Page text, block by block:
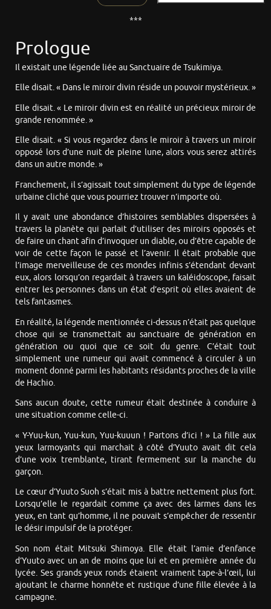
***
Prologue
Il existait une légende liée au Sanctuaire de Tsukimiya.
Elle disait. « Dans le miroir divin réside un pouvoir mystérieux. »
Elle disait. « Le miroir divin est en réalité un précieux miroir de
grande renommée. »
Elle disait. « Si vous regardez dans le miroir à travers un miroir
opposé lors d’une nuit de pleine lune, alors vous serez attirés
dans un autre monde. »
Franchement, il s’agissait tout simplement du type de légende
urbaine cliché que vous pourriez trouver n’importe où.
Il y avait une abondance d’histoires semblables dispersées à
travers la planète qui parlait d’utiliser des miroirs opposés et
de faire un chant afin d’invoquer un diable, ou d’être capable de
voir de cette façon le passé et l’avenir. Il était probable que
l’image merveilleuse de ces mondes infinis s’étendant devant
eux, alors lorsqu’on regardait à travers un kaléidoscope, faisait
entrer les personnes dans un état d’esprit où elles avaient de
tels fantasmes.
En réalité, la légende mentionnée ci-dessus n’était pas quelque
chose qui se transmettait au sanctuaire de génération en
génération ou quoi que ce soit du genre. C’était tout
simplement une rumeur qui avait commencé à circuler à un
moment donné parmi les habitants résidants proches de la ville
de Hachio.
Sans aucun doute, cette rumeur était destinée à conduire à
une situation comme celle-ci.
« Y-Yuu-kun, Yuu-kun, Yuu-kuuun ! Partons d’ici ! » La fille aux
yeux larmoyants qui marchait à côté d’Yuuto avait dit cela
d’une voix tremblante, tirant fermement sur la manche du
garçon.
Le cœur d’Yuuto Suoh s’était mis à battre nettement plus fort.
Lorsqu’elle le regardait comme ça avec des larmes dans les
yeux, en tant qu’homme, il ne pouvait s’empêcher de ressentir
le désir impulsif de la protéger.
Son nom était Mitsuki Shimoya. Elle était l’amie d’enfance
d’Yuuto avec un an de moins que lui et en première année du
lycée. Ses grands yeux ronds étaient vraiment tape-à-l’œil, lui
ajoutant le charme honnête et rustique d’une fille élevée à la
campagne.